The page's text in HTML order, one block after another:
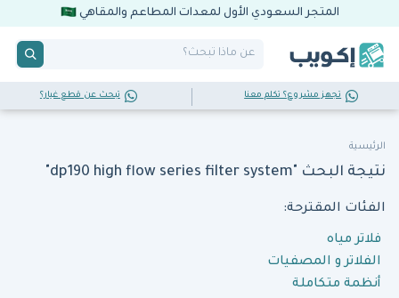
المتجر السعودي الأول لمعدات المطاعم والمقاهي
تجهز مشروع؟ تكلم معنا تبحث عن قطع غيار؟
الرئيسية
نتيجة البحث "dp190 high flow series filter system"
الفئات المقترحة:
فلاتر مياه
الفلاتر و المصفيات
أنظمة متكاملة